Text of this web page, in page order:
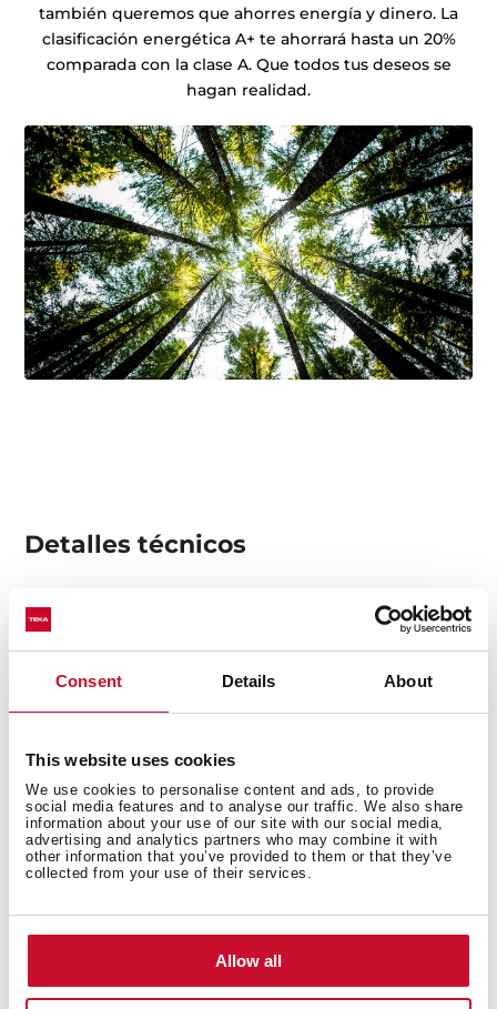
Consent Details About
This website uses cookies
We use cookies to personalise content and ads, to provide
social media features and to analyse our traffic. We also share
information about your use of our site with our social media,
advertising and analytics partners who may combine it with
other information that you’ve provided to them or that they’ve
collected from your use of their services.
Allow all
también queremos que ahorres energía y dinero. La
clasificación energética A+ te ahorrará hasta un 20%
comparada con la clase A. Que todos tus deseos se
hagan realidad.
Detalles técnicos
Sistema ThermoSeal para una temperatura estable en
el interior
Esmalte BrightClean para una durabilidad superior
Sistema FastClick para los soportes de las bandejas
Pantalla LED más amplia
8 funciones de cocción
Sistema de autolimpieza por pirólisis y sistema
automático HydroClean
Hasta 300 °C de cocción
Mandos escamoteables